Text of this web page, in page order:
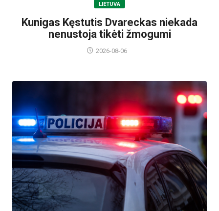
LIETUVA
Kunigas Kęstutis Dvareckas niekada
nenustoja tikėti žmogumi
2026-08-06